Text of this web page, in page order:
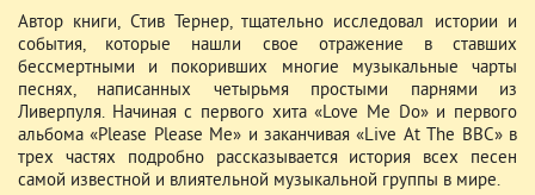
Автор книги, Стив Тернер, тщательно исследовал истории и
события, которые нашли свое отражение в ставших
бессмертными и покоривших многие музыкальные чарты
песнях, написанных четырьмя простыми парнями из
Ливерпуля. Начиная с первого хита «Love Me Do» и первого
альбома «Please Please Me» и заканчивая «Live At The ВВС» в
трех частях подробно рассказывается история всех песен
самой известной и влиятельной музыкальной группы в мире.